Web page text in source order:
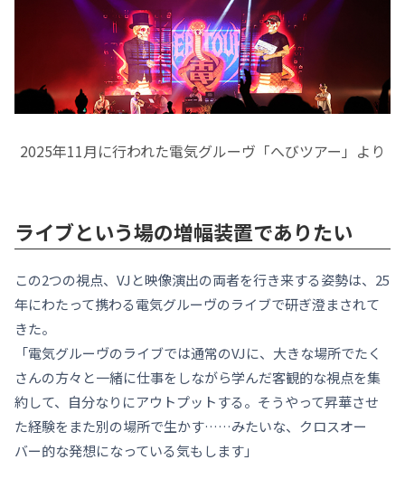
2025年11月に行われた電気グルーヴ「へびツアー」より
ライブという場の増幅装置でありたい
この2つの視点、VJと映像演出の両者を行き来する姿勢は、25
年にわたって携わる電気グルーヴのライブで研ぎ澄まされて
きた。
「電気グルーヴのライブでは通常のVJに、大きな場所でたく
さんの方々と一緒に仕事をしながら学んだ客観的な視点を集
約して、自分なりにアウトプットする。そうやって昇華させ
た経験をまた別の場所で生かす……みたいな、クロスオー
バー的な発想になっている気もします」